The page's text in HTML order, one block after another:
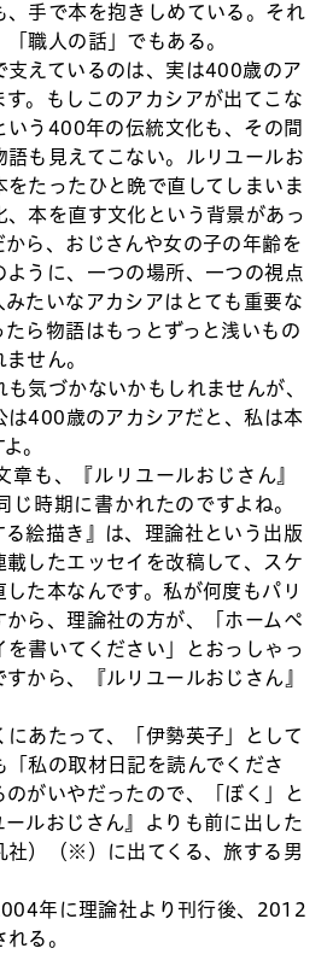
、手で本を抱きしめている。それ
職人の話」でもある。
支えているのは、実は400歳のア
す。もしこのアカシアが出てこな
いう400年の伝統文化も、その間
語も見えてこない。ルリユールお
をたったひと晩で直してしまいま
、本を直す文化という背景があっ
ら、おじさんや女の子の年齢を
ように、一つの場所、一つの視点
みたいなアカシアはとても重要な
ら物語はもっとずっと浅いもの
せん。
気づかないかもしれませんが、
は400歳のアカシアだと、私は本
。
章も、『ルリユールおじさん』
じ時期に書かれたのですよね。
る絵描き』は、理論社という出版
載したエッセイを改稿して、スケ
た本なんです。私が何度もパリ
から、理論社の方が、「ホームペ
を書いてください」とおっしゃっ
から、『ルリユールおじさん』
あたって、「伊勢英子」として
私の取材日記を読んでくださ
のがいやだったので、「ぼく」と
ールおじさん』よりも前に出した
社）（※）に出てくる、旅する男
年に理論社より刊行後、2012
る。